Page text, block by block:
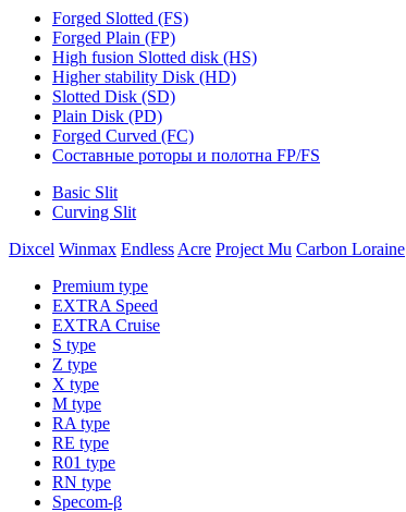
Forged Slotted (FS)
Forged Plain (FP)
High fusion Slotted disk (HS)
Higher stability Disk (HD)
Slotted Disk (SD)
Plain Disk (PD)
Forged Curved (FC)
Составные роторы и полотна FP/FS
Basic Slit
Curving Slit
Dixcel Winmax Endless Acre Project Mu Carbon Loraine
Premium type
EXTRA Speed
EXTRA Cruise
S type
Z type
X type
M type
RA type
RE type
R01 type
RN type
Specom-β